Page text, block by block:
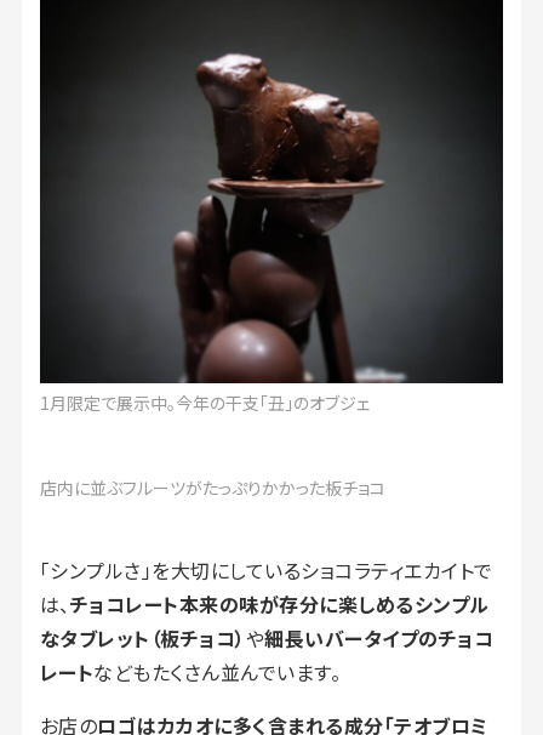
1月限定で展示中。今年の干支「丑」のオブジェ
店内に並ぶフルーツがたっぷりかかった板チョコ
「シンプルさ」を大切にしているショコラティエカイトで
は、チョコレート本来の味が存分に楽しめるシンプル
なタブレット（板チョコ） や細長いバータイプのチョコ
レートなどもたくさん並んでいます。
お店のロゴはカカオに多く含まれる成分「テオブロミ